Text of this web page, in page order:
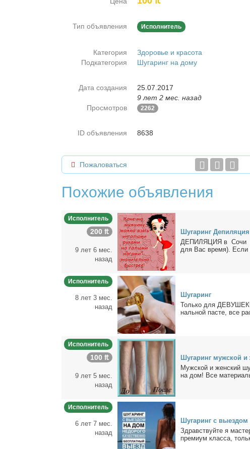
Тип объявления Исполнитель
Категория
Здоровье и красота
Подкатегория
Шугаринг на дому
Дата создания
25.07.2017
9 лет 2 мес. назад
Просмотров
2262
ID объявления 8638
Пожаловаться
Похожие объявления
Исполнитель
200 ₶
9 лет 6 мес.
назад
Шу­га­ринг Де­пи­ля­ция
ДЕПИЛЯЦИЯ в Со­чи
для Вас вре­мя).
Исполнитель
8 лет 3 мес.
назад
Шу­га­ринг
Толь­ко для
наль­ной па­сте, все
Исполнитель
100 ₶
9 лет 5 мес.
назад
Шу­га­ринг муж­ской и
Муж­ской и жен­ский
на дом! Все
Исполнитель
6 лет 7 мес.
назад
Шу­га­ринг с
Здрав­ствуй­те я
пре­ми­ум клас­са,